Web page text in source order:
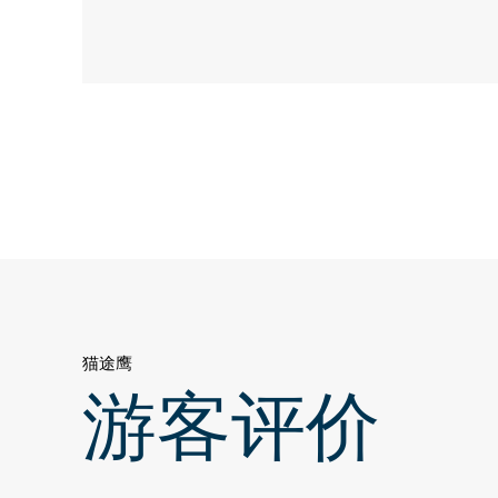
猫途鹰
游客评价